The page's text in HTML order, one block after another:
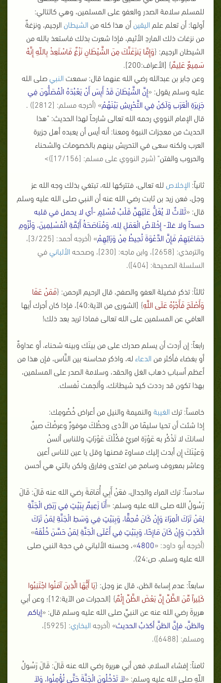
للمسلم سلامة الصدر والعفو على المسلمين، وهي كالتالي:
أولها: أن تعلم علم اليقين أن هذا كله من الشيطان الرجيم، ونزغةٌ
من نزغات ذلك الماردِ الأثيم، فإذا شعرت بذلك فاستعذ بالله من
الشيطان الرجيم: {وَإِمَّا يَنزَغَنَّكَ مِنَ الشَّيْطَانِ نَزْغٌ فَاسْتَعِذْ بِاللّهِ إِنَّهُ
سَمِيعٌ عَلِيمٌ} [الأعراف:200].
وعن جابر بن عبدالله رضي الله عنهما قال: سمعت النبيصلى الله
عليه وسلم يقول: «إِنَّ الشَّيْطَانَ قَدْ أَيِسَ أَنْ يَعْبُدَهُ الْمُصَلُّونَ فِي
جَزِيرَةِ الْعَرَبِ وَلَكِنْ فِي التَّحْرِيشِ بَيْنَهُمْ» (أخرجه مسلم: [2812])
.
قال الإمام النووي رحمه الله تعالى شارحاً لهذا الحديث: "هذا
الحديث من معجزات النبوة ومعنا: أنه أيس أن يعبده أهل جزيرة
العرب ولكنه سعى في التحريش بينهم بالخصومات والشحناء
والحروب والفتن" (شرح النووي على مسلم: [17/156])>
ثانياً: الإخلاص لله تعالى، فتتركها لله، تبتغي بذلك وجه الله عز
وجل، فعن زيد بن ثابت رضي الله عنه أن النبي صلى الله عليه وسلم
قال: «ثَلاَثٌ لاَ يُغَلُّ عَلَيْهِنَّ قَلْبُ مُسْلِمٍ -أي لا يحمل في قلبه
حسداً ولا غلاً- إِخْلاَصُ الْعَمَلِ لِله، وَمُنَاصَحَةُ أَئِمَّةِ الْمُسْلِمِينَ، وَلُزُومِ
جَمَاعَتِهِمْ فَإِنَّ الدَّعْوَةَ تُحِيطُ مِنْ وَرَائِهِمْ
» (أخرجه أحمد: [3/225]،
والترمذي: [2658]، وابن ماجه: [230]، وصححه
الألبانيفي
السلسلة الصحيحة: [404])
.
ثالثاً: تذكر فضيلة العفو والصفح، قال الرحيم الرحمن: {فَمَنْ عَفَا
وَأَصْلَحَ فَأَجْرُهُ عَلَى اللَّهِ}
[الشورى من الآية:40]، فإذا كان أجرك أيها
العافي عن المسلمين على الله تعالى فماذا تريد بعد ذلك!
رابعاً: إن أردت أن يسلم صدرك على من بينَك وبينه شحناء، أو عداوةٌ
أو بغضاء فأكثر من الدعاء له، واذكر محاسنه بين النَّاس، فإن هذا من
أعظم أسبابِ ذهاب الغل والحقد، وسلامة الصدر على المسلمين،
بهذا تكون قد رددت كيد شيطانك، وألجمت نْفسك.
خامساً: ترك الغيبة والنميمة والنيل من أعراض خُصُومِك:
إذا شئت أن تحيا سليمًا من الأذى وحظُكَ موفورٌ وعرضُكَ صينٌ
لسانكَ لا تَذْكُر به عَوْرَة امرئٍ فكُلُكَ عَوْرَاتٍ وللناسِ ألسنُ
وَعيْنَكَ إِن أبدت إليك مساوءً فصنها وقل يا عين للناس أعين
وعاشر بمعروف وسامح من اعتدى وفارق ولكن بالتي هي أحسن
سادساً: ترك المراء والجدال، فعَنْ أَبِي أُمَامَةَ رضي الله عنه قَالَ: قَالَ
رَسُولُ الله صلى الله عليه وسلم: «أَنَا زَعِيمٌ بِبَيْتٍ فِي رَبَضِ الْجَنَّةِ
لِمَنْ تَرَكَ الْمِرَاءَ وَإِنْ كَانَ مُحِقًّا، وَبِبَيْتٍ فِي وَسَطِ الْجَنَّةِ لِمَنْ تَرَكَ
الْكَذِبَ وَإِنْ كَانَ مَازِحًا، وَبِبَيْتٍ فِي أَعْلَى الْجَنَّةِ لِمَنْ حَسَّنَ خُلُقَهُ»
(أخرجه أبو داود: «4800
»، وحسنه الألباني في حجة النبي صلى
الله عليه وسلم، ص:24).
سابعاً: عدم إساءة الظن، قال عز وجل: {يَا أَيُّهَا الَّذِينَ آمَنُوا اجْتَنِبُوا
كَثِيراً مِّنَ الظَّنِّ إِنَّ بَعْضَ الظَّنِّ إِثْمٌ}
[الحجرات من الآية:12]؛ وعن أبي
هريرةَ رضي الله عنه عن النبيِّ صلى الله عليه وسلم قال: «إياكم
والظنَّ، فإنَّ الظنَّ أكذبُ الحديث» (أخرجه البخاري
: [5925]،
ومسلم: [6488])
.
ثامناً: إفشاء السلام، فعن أبي هريرة رضي الله عنه قَالَ: قَالَ رَسُولُ
اللّهِ صلى الله عليه وسلم: «لاَ تَدْخُلُونَ الْجَنَّةَ حَتَّى تُؤْمِنُوا، وَلاَ